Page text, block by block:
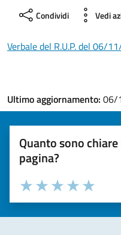
Condividi Vedi
Verbale del R.U.P. del 06/
Ultimo aggiornamento: 06/
Quanto sono
pagina?
Valuta la chiarezza delle
Seleziona il numero di
Valuta 5
Valuta 4
Valuta 3 stelle
Valuta 2 stelle su 5
Valuta 1 stelle su 5